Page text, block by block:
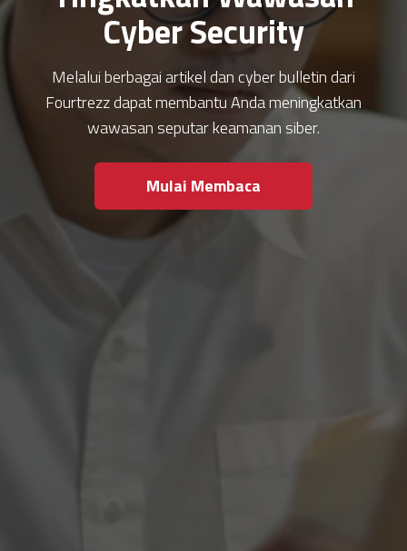
Cyber Security
Melalui berbagai artikel dan cyber bulletin dari
Fourtrezz dapat membantu Anda meningkatkan
wawasan seputar keamanan siber.
Mulai Membaca